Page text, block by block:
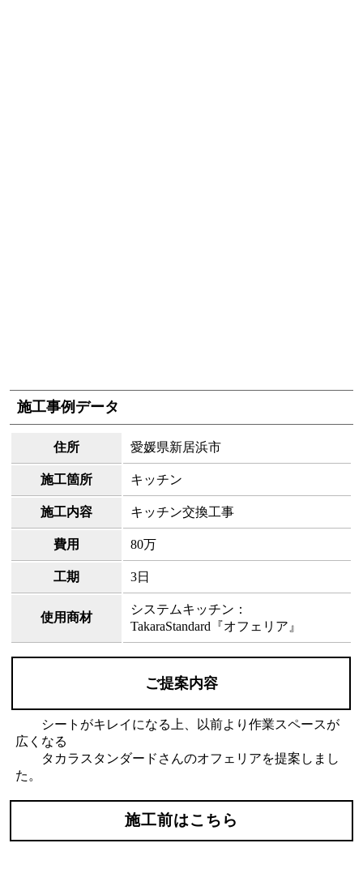
施工事例データ
住所 愛媛県新居浜市
施工箇所 キッチン
施工内容 キッチン交換工事
費用 80万
工期 3日
使用商材
システムキッチン：
TakaraStandard『オフェリア』
ご提案内容
シートがキレイになる上、以前より作業スペースが
広くなる
タカラスタンダードさんのオフェリアを提案しまし
た。
施工前はこちら